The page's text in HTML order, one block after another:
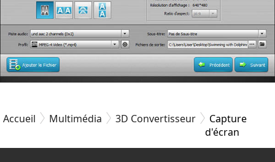
Accueil Multimédia 3D Convertisseur
Capture
d'écran